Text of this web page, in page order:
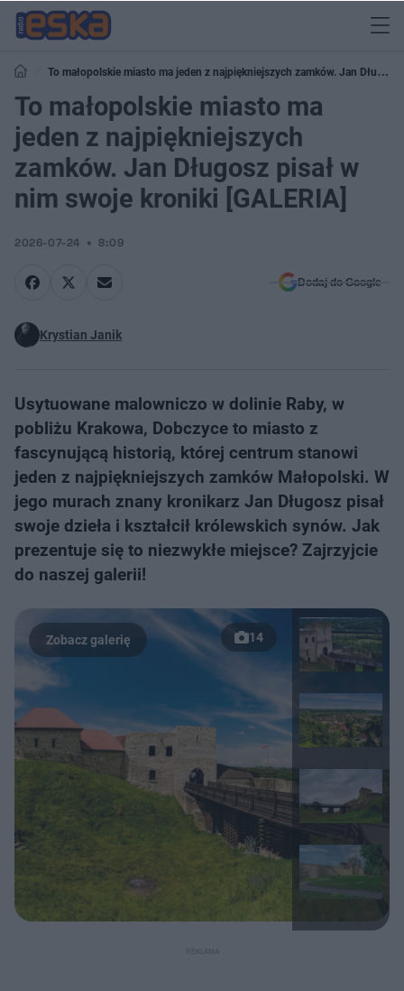
To małopolskie miasto ma jeden z najpiękniejszych zamków. Jan Długosz
pisał w nim swoje kroniki [GALERIA]
To małopolskie miasto ma
jeden z najpiękniejszych
zamków. Jan Długosz pisał w
nim swoje kroniki [GALERIA]
2026-07-24 8:09
Dodaj do Google
Krystian Janik
Usytuowane malowniczo w dolinie Raby, w
pobliżu Krakowa, Dobczyce to miasto z
fascynującą historią, której centrum stanowi
jeden z najpiękniejszych zamków Małopolski. W
jego murach znany kronikarz Jan Długosz pisał
swoje dzieła i kształcił królewskich synów. Jak
prezentuje się to niezwykłe miejsce? Zajrzyjcie
do naszej galerii!
14